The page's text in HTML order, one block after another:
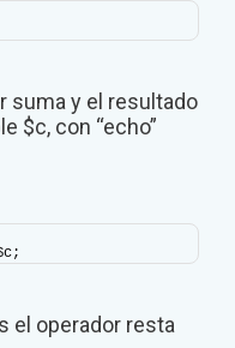
suma y el resultado
$c, con “echo”
el operador resta